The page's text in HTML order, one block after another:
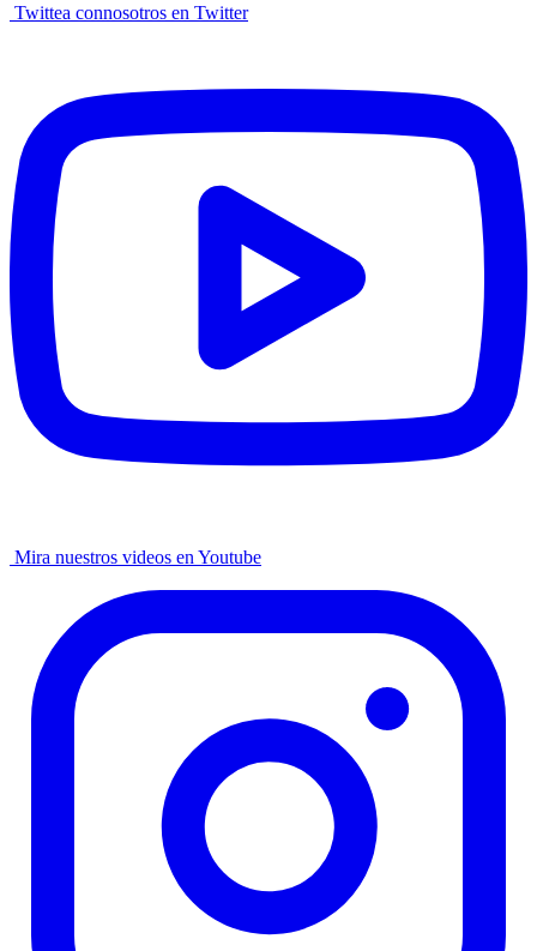
Twittea connosotros en Twitter
Mira nuestros videos en Youtube